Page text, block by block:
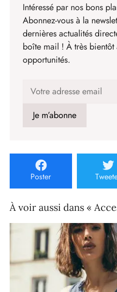
Intéressé par nos bons
Abonnez-vous à la
dernières actualités
boîte mail ! À très bientôt
opportunités.
Poster
À voir aussi dans «